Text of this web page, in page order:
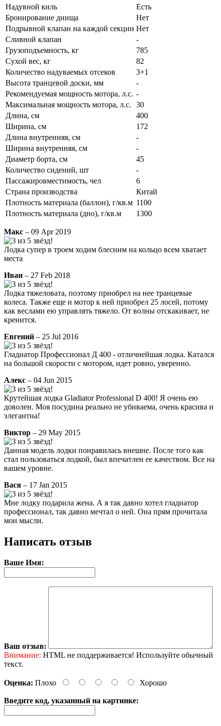
Надувной киль
Есть
Бронирование днища
Нет
Подрывной клапан на каждой секции Нет
Сливной клапан
-
Грузоподъемность, кг
785
Сухой вес, кг
82
Количество надуваемых отсеков
3+1
Высота транцевой доски, мм
-
Рекомендуемая мощность мотора, л.с. -
Максимальная мощность мотора, л.с.
30
Длина, см
400
Ширина, см
172
Длина внутренняя, см
-
Ширина внутренняя, см
-
Диаметр борта, см
45
Количество сидений, шт
-
Пассажировместимость, чел
6
Страна производства
Китай
Плотность материала (баллон), г/кв.м 1100
Плотность материала (дно), г/кв.м
1300
Макс – 09 Apr 2019
Лодка супер в троем ходим блесним на кольцо всем хватает
места
Иван – 27 Feb 2018
Лодка тяжеловата, поэтому приобрел на нее транцевые
колеса. Также еще и мотор к ней приобрел 25 лосей, потому
как веслами ею управлять тяжело. От волны отскакивает, не
кренится.
Евгений – 25 Jul 2016
Гладиатор Профессионал Д 400 - отличнейшая лодка. Катался
на большой скорости с мотором, идет ровно, уверенно.
Алекс – 04 Jun 2015
Крутейшая лодка Gladiator Professional D 400! Я очень ею
доволен. Моя посудина реально не убиваема, очень красива и
элегантна!
Виктор – 29 May 2015
Данная модель лодки понравилась внешне. После того как
стал пользоваться лодкой, был впечатлен ее качеством. Все на
вашем уровне.
Вася – 17 Jan 2015
Мне лодку подарила жена. А я так давно хотел гладиатор
профессионал, так давно мечтал о ней. Она прям прочитала
мои мысли.
Написать отзыв
Ваше Имя:
Ваш отзыв:
Внимание: HTML не поддерживается! Используйте обычный
текст.
Оценка: Плохо Хорошо
Введите код, указанный на картинке: